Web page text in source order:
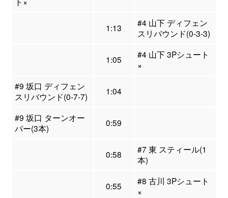
1:13
#4 山下 ディフェン
スリバウンド(0-3-3)
1:05
#4 山下 3Pシュート
×
#9 坂口 ディフェン
スリバウンド(0-7-7)
1:04
#9 坂口 ターンオー
バー(3本)
0:59
0:58
#7 東 スティール(1
本)
0:55
#8 古川 3Pシュート
×